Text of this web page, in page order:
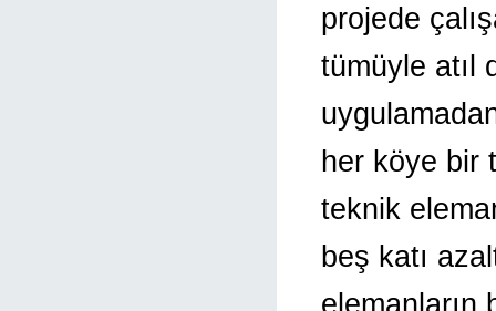
projede
tümüyle atıl
her köye bir
teknik
beş katı
elemanların